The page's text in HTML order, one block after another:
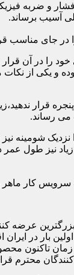
و ضربه
آسیب برساند.
خود را در آن
و یکی از نکات
قرار
می رساند.
شومینه نیز
نیز طول
عرضه
در سال ۱۳۸۹ برای اولین
زمان تاکنون
محترم